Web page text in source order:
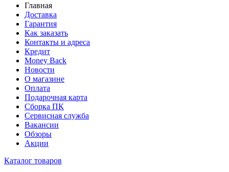
Главная
Доставка
Гарантия
Как заказать
Контакты и адреса
Кредит
Money Back
Новости
О магазине
Оплата
Подарочная карта
Сборка ПК
Сервисная служба
Вакансии
Обзоры
Акции
Каталог товаров